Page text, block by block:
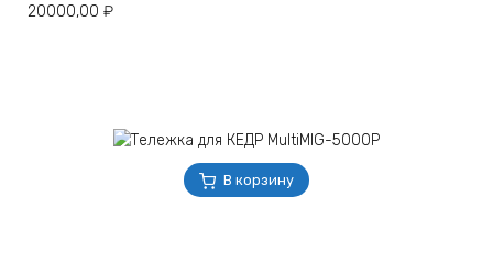
20000,00 ₽
В корзину